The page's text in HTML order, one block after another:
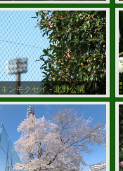
キンモクセイ - 北野公園